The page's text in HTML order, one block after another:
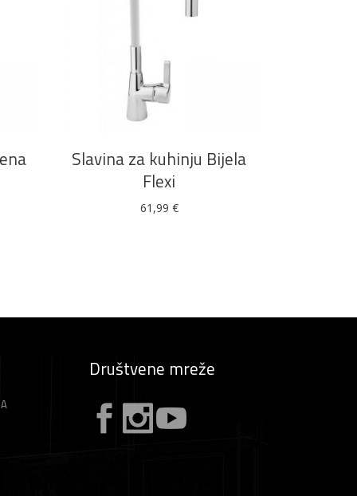
DODAJ U KOŠARICU
Slavina za kuhinju Bijela
Flexi
61,99 €
Društvene mreže